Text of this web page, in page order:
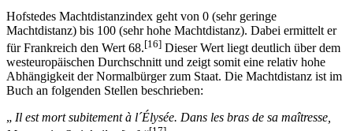
Hofstedes Machtdistanzindex geht von 0 (sehr geringe
Machtdistanz) bis 100 (sehr hohe Machtdistanz). Dabei ermittelt er
für Frankreich den Wert 68.[16] Dieser Wert liegt deutlich über dem
westeuropäischen Durchschnitt und zeigt somit eine relativ hohe
Abhängigkeit der Normalbürger zum Staat. Die Machtdistanz ist im
Buch an folgenden Stellen beschrieben:
„ Il est mort subitement à l´Élysée. Dans les bras de sa maîtresse,